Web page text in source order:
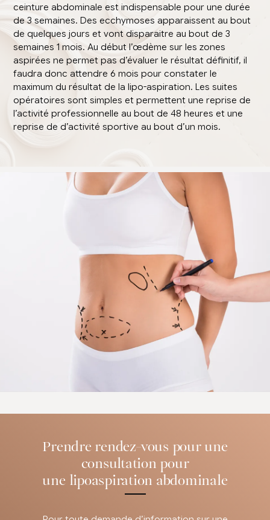
ceinture abdominale est indispensable pour une durée
de 3 semaines. Des ecchymoses apparaissent au bout
de quelques jours et vont disparaitre au bout de 3
semaines 1 mois. Au début l’œdème sur les zones
aspirées ne permet pas d’évaluer le résultat définitif, il
faudra donc attendre 6 mois pour constater le
maximum du résultat de la lipo-aspiration. Les suites
opératoires sont simples et permettent une reprise de
l’activité professionnelle au bout de 48 heures et une
reprise de d’activité sportive au bout d’un mois.
Prendre rendez-vous pour une
consultation pour
une lipoaspiration abdominale